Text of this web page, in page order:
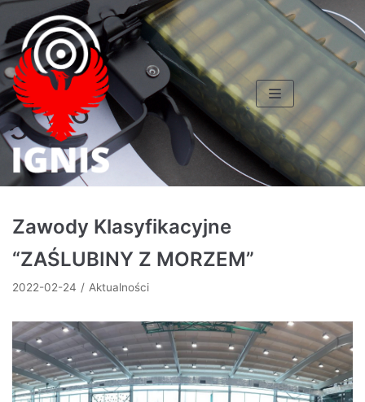
Skocz
do
treści
Zawody Klasyfikacyjne
“ZAŚLUBINY Z MORZEM”
2022-02-24 Aktualności